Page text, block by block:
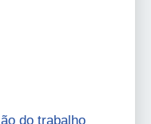
do trabalho